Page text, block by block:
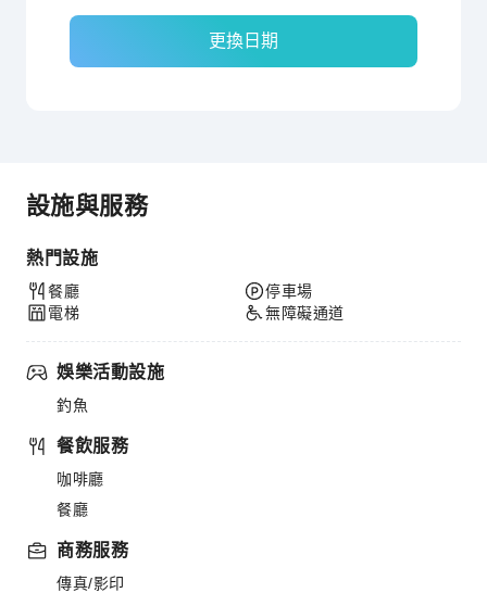
更換日期
設施與服務
熱門設施
餐廳
電梯
停車場
無障礙通道
娛樂活動設施
釣魚
餐飲服務
咖啡廳
餐廳
商務服務
傳真/影印